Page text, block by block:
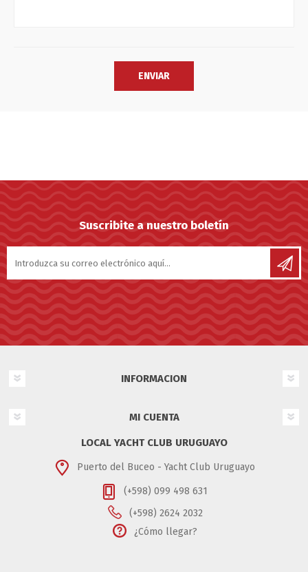
Suscribite a nuestro boletín
INFORMACION
MI CUENTA
LOCAL YACHT CLUB URUGUAYO
Puerto del Buceo - Yacht Club Uruguayo
(+598) 099 498 631
(+598) 2624 2032
¿Cómo llegar?